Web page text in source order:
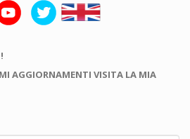
AGGIORNAMENTI VISITA LA MIA